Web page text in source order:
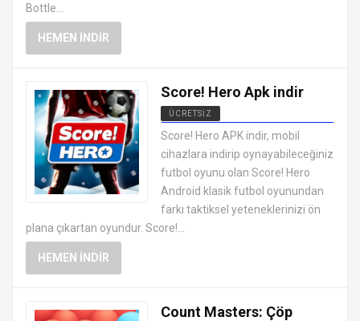
Bottle...
HEMEN İNDIR
Score! Hero Apk indir
ÜCRETSIZ
EN İYI ANDROID APK OYUNLARI
ÜCRETSIZ
Score! Hero APK indir, mobil
cihazlara indirip oynayabileceğiniz
futbol oyunu olan Score! Hero
Android klasik futbol oyunundan
farkı taktiksel yeteneklerinizi ön
plana çıkartan oyundur. Score!...
HEMEN İNDIR
Count Masters: Çöp